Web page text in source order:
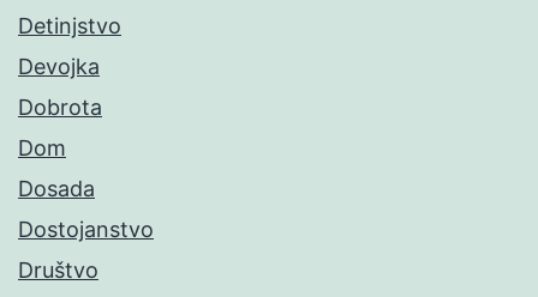
Detinjstvo
Devojka
Dobrota
Dom
Dosada
Dostojanstvo
Društvo